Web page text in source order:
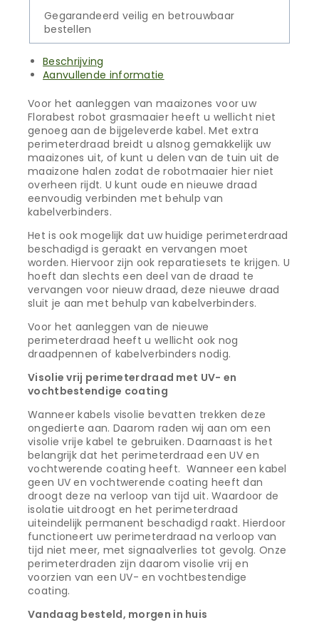
Gegarandeerd veilig en betrouwbaar
bestellen
Beschrijving
Aanvullende informatie
Voor het aanleggen van maaizones voor uw
Florabest robot grasmaaier heeft u wellicht niet
genoeg aan de bijgeleverde kabel. Met extra
perimeterdraad breidt u alsnog gemakkelijk uw
maaizones uit, of kunt u delen van de tuin uit de
maaizone halen zodat de robotmaaier hier niet
overheen rijdt. U kunt oude en nieuwe draad
eenvoudig verbinden met behulp van
kabelverbinders.
Het is ook mogelijk dat uw huidige perimeterdraad
beschadigd is geraakt en vervangen moet
worden. Hiervoor zijn ook reparatiesets te krijgen. U
hoeft dan slechts een deel van de draad te
vervangen voor nieuw draad, deze nieuwe draad
sluit je aan met behulp van kabelverbinders.
Voor het aanleggen van de nieuwe
perimeterdraad heeft u wellicht ook nog
draadpennen of kabelverbinders nodig.
Visolie vrij perimeterdraad met UV- en
vochtbestendige coating
Wanneer kabels visolie bevatten trekken deze
ongedierte aan. Daarom raden wij aan om een
visolie vrije kabel te gebruiken. Daarnaast is het
belangrijk dat het perimeterdraad een UV en
vochtwerende coating heeft. Wanneer een kabel
geen UV en vochtwerende coating heeft dan
droogt deze na verloop van tijd uit. Waardoor de
isolatie uitdroogt en het perimeterdraad
uiteindelijk permanent beschadigd raakt. Hierdoor
functioneert uw perimeterdraad na verloop van
tijd niet meer, met signaalverlies tot gevolg. Onze
perimeterdraden zijn daarom visolie vrij en
voorzien van een UV- en vochtbestendige
coating.
Vandaag besteld, morgen in huis